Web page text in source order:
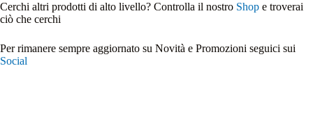
Cerchi altri prodotti di alto livello? Controlla il nostro Shop e troverai
ciò che cerchi
Per rimanere sempre aggiornato su Novità e Promozioni seguici sui
Social